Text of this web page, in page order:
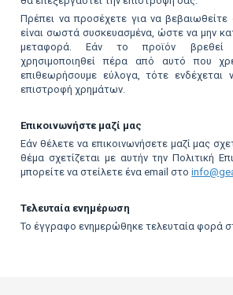
Πρέπει να προσέχετε για να
είναι σωστά συσκευασμένα, ώστε να μην
μεταφορά. Εάν το προϊόν βρεθεί
χρησιμοποιηθεί πέρα ​​από αυτό που
επιθεωρήσουμε εύλογα, τότε ενδέχεται
επιστροφή χρημάτων.
Επικοινωνήστε μαζί μας
Εάν θέλετε να επικοινωνήσετε μαζί μας
θέμα σχετίζεται με αυτήν την Πολιτική
μπορείτε να στείλετε ένα email στο
Τελευταία ενημέρωση
Το έγγραφο ενημερώθηκε τελευταία φορά